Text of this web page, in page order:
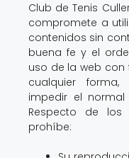
Club de Tenis
compromete a
contenidos sin
buena fe y el
uso de la web con
cualquier
impedir el
Respecto de
prohíbe: